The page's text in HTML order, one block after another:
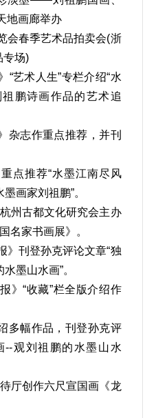
地画廊举办
会春季艺术品拍卖会(浙
专场)
“艺术人生”专栏介绍“水
鹏诗画作品的艺术追
杂志作重点推荐，并刊
点推荐“水墨江南尽风
画家刘祖鹏”。
州古都文化研究会主办
名家书画展》。
》刊登孙克评论文章“独
墨山水画”。
》“收藏”栏全版介绍作
多幅作品，刊登孙克评
--观刘祖鹏的水墨山水
厅创作六尺宣国画《龙